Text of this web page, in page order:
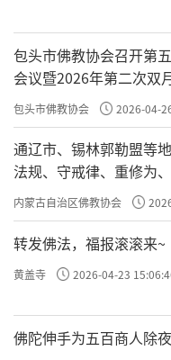
包头市佛教协会召开第
会议暨2026年第二次双
包头市佛教协会 2026-04-
通辽市、锡林郭勒盟等
法规、守戒律、重修为
专题学习会
内蒙古自治区佛教协会
转发佛法，福报滚滚来~
黄盖寺 2026-04-23
佛陀伸手为五百商人除